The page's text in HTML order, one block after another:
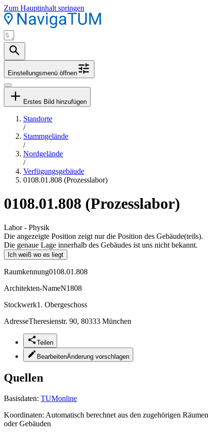
Zum Hauptinhalt springen
Einstellungsmenü öffnen
Erstes Bild hinzufügen
Standorte
/
Stammgelände
/
Nordgelände
/
Verfügungsgebäude
0108.01.808 (Prozesslabor)
0108.01.808 (Prozesslabor)
Labor - Physik
Die angezeigte Position zeigt nur die Position des Gebäude(teils).
Die genaue Lage innerhalb des Gebäudes ist uns nicht bekannt.
Ich weiß wo es liegt
Raumkennung0108.01.808
Architekten-NameN1808
Stockwerk1. Obergeschoss
AdresseTheresienstr. 90, 80333 München
Teilen
BearbeitenÄnderung vorschlagen
Quellen
Basisdaten: TUMonline
Koordinaten: Automatisch berechnet aus den zugehörigen Räumen
oder Gebäuden